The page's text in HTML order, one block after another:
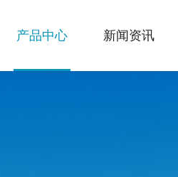
产品中心 新闻资讯